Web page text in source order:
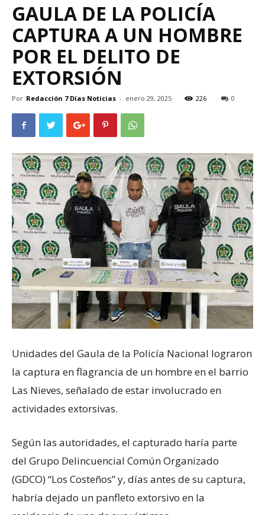
GAULA DE LA POLICÍA
CAPTURA A UN HOMBRE
POR EL DELITO DE
EXTORSIÓN
Por Redacción 7 Días Noticias - enero 29, 2025 226 0
Unidades del Gaula de la Policía Nacional lograron
la captura en flagrancia de un hombre en el barrio
Las Nieves, señalado de estar involucrado en
actividades extorsivas.
Según las autoridades, el capturado haría parte
del Grupo Delincuencial Común Organizado
(GDCO) “Los Costeños” y, días antes de su captura,
habría dejado un panfleto extorsivo en la